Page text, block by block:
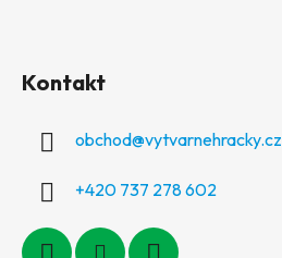
Kontakt
obchod@vytvarnehracky.cz
+420 737 278 602